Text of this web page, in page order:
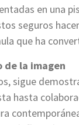
en una
seguros
que ha
de la imagen
sigue
hasta